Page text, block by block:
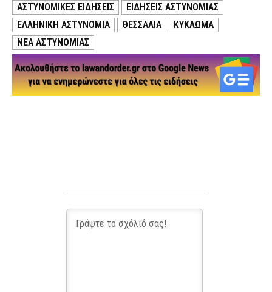
ΑΣΤΥΝΟΜΙΚΕΣ ΕΙΔΗΣΕΙΣ
ΕΙΔΗΣΕΙΣ ΑΣΤΥΝΟΜΙΑΣ
ΕΛΛΗΝΙΚΗ ΑΣΤΥΝΟΜΙΑ
ΘΕΣΣΑΛΙΑ
ΚΥΚΛΩΜΑ
ΝΕΑ ΑΣΤΥΝΟΜΙΑΣ